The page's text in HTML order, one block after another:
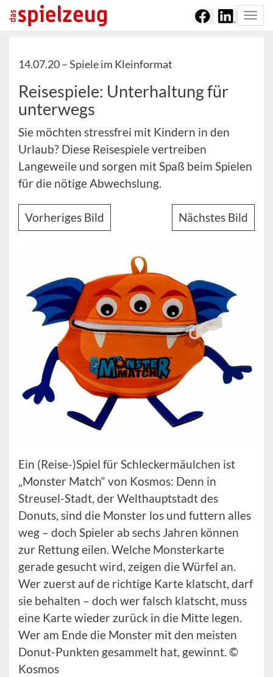
14.07.20 –Spiele im Kleinformat
Reisespiele: Unterhaltung für
unterwegs
Sie möchten stressfrei mit Kindern in den
Urlaub? Diese Reisespiele vertreiben
Langeweile und sorgen mit Spaß beim Spielen
für die nötige Abwechslung.
Vorheriges Bild Nächstes Bild
Ein (Reise-)Spiel für Schleckermäulchen ist
„Monster Match“ von Kosmos: Denn in
Streusel-Stadt, der Welthauptstadt des
Donuts, sind die Monster los und futtern alles
weg – doch Spieler ab sechs Jahren können
zur Rettung eilen. Welche Monsterkarte
gerade gesucht wird, zeigen die Würfel an.
Wer zuerst auf de richtige Karte klatscht, darf
sie behalten – doch wer falsch klatscht, muss
eine Karte wieder zurück in die Mitte legen.
Wer am Ende die Monster mit den meisten
Donut-Punkten gesammelt hat, gewinnt. ©
Kosmos